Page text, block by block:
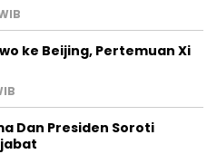
ke Beijing, Pertemuan Xi
Dan Presiden Soroti